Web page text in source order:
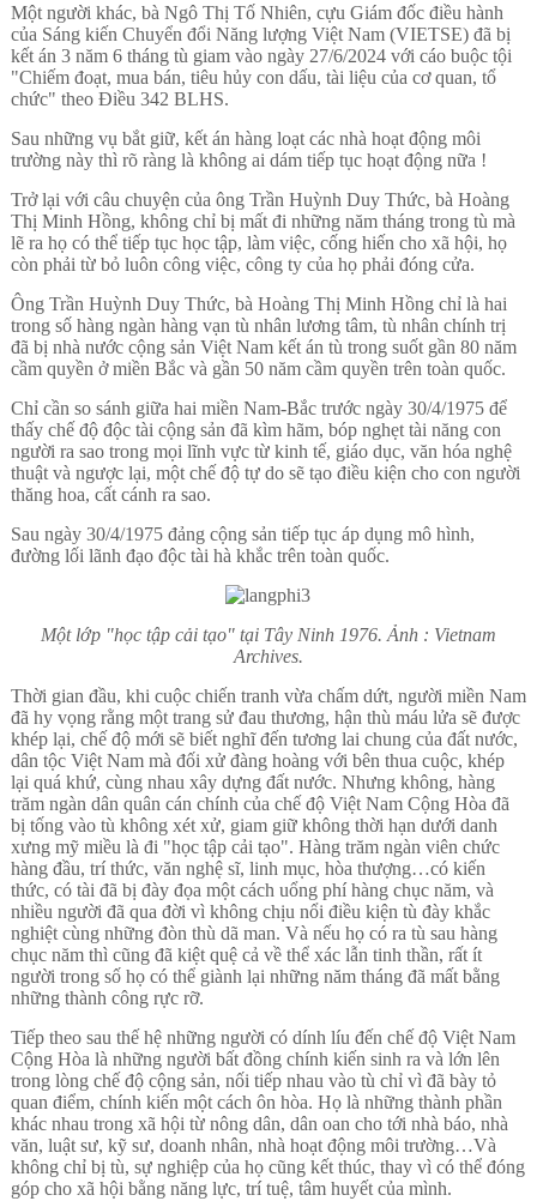
Một người khác, bà Ngô Thị Tố Nhiên, cựu Giám đốc điều hành
của Sáng kiến Chuyển đổi Năng lượng Việt Nam (VIETSE) đã bị
kết án 3 năm 6 tháng tù giam vào ngày 27/6/2024 với cáo buộc tội
"Chiếm đoạt, mua bán, tiêu hủy con dấu, tài liệu của cơ quan, tổ
chức" theo Điều 342 BLHS.
Sau những vụ bắt giữ, kết án hàng loạt các nhà hoạt động môi
trường này thì rõ ràng là không ai dám tiếp tục hoạt động nữa !
Trở lại với câu chuyện của ông Trần Huỳnh Duy Thức, bà Hoàng
Thị Minh Hồng, không chỉ bị mất đi những năm tháng trong tù mà
lẽ ra họ có thể tiếp tục học tập, làm việc, cống hiến cho xã hội, họ
còn phải từ bỏ luôn công việc, công ty của họ phải đóng cửa.
Ông Trần Huỳnh Duy Thức, bà Hoàng Thị Minh Hồng chỉ là hai
trong số hàng ngàn hàng vạn tù nhân lương tâm, tù nhân chính trị
đã bị nhà nước cộng sản Việt Nam kết án tù trong suốt gần 80 năm
cầm quyền ở miền Bắc và gần 50 năm cầm quyền trên toàn quốc.
Chỉ cần so sánh giữa hai miền Nam-Bắc trước ngày 30/4/1975 để
thấy chế độ độc tài cộng sản đã kìm hãm, bóp nghẹt tài năng con
người ra sao trong mọi lĩnh vực từ kinh tế, giáo dục, văn hóa nghệ
thuật và ngược lại, một chế độ tự do sẽ tạo điều kiện cho con người
thăng hoa, cất cánh ra sao.
Sau ngày 30/4/1975 đảng cộng sản tiếp tục áp dụng mô hình,
đường lối lãnh đạo độc tài hà khắc trên toàn quốc.
Một lớp "học tập cải tạo" tại Tây Ninh 1976. Ảnh : Vietnam
Archives.
Thời gian đầu, khi cuộc chiến tranh vừa chấm dứt, người miền Nam
đã hy vọng rằng một trang sử đau thương, hận thù máu lửa sẽ được
khép lại, chế độ mới sẽ biết nghĩ đến tương lai chung của đất nước,
dân tộc Việt Nam mà đối xử đàng hoàng với bên thua cuộc, khép
lại quá khứ, cùng nhau xây dựng đất nước. Nhưng không, hàng
trăm ngàn dân quân cán chính của chế độ Việt Nam Cộng Hòa đã
bị tống vào tù không xét xử, giam giữ không thời hạn dưới danh
xưng mỹ miều là đi "học tập cải tạo". Hàng trăm ngàn viên chức
hàng đầu, trí thức, văn nghệ sĩ, linh mục, hòa thượng…có kiến
thức, có tài đã bị đày đọa một cách uổng phí hàng chục năm, và
nhiều người đã qua đời vì không chịu nổi điều kiện tù đày khắc
nghiệt cùng những đòn thù dã man. Và nếu họ có ra tù sau hàng
chục năm thì cũng đã kiệt quệ cả về thể xác lẫn tinh thần, rất ít
người trong số họ có thể giành lại những năm tháng đã mất bằng
những thành công rực rỡ.
Tiếp theo sau thế hệ những người có dính líu đến chế độ Việt Nam
Cộng Hòa là những người bất đồng chính kiến sinh ra và lớn lên
trong lòng chế độ cộng sản, nối tiếp nhau vào tù chỉ vì đã bày tỏ
quan điểm, chính kiến một cách ôn hòa. Họ là những thành phần
khác nhau trong xã hội từ nông dân, dân oan cho tới nhà báo, nhà
văn, luật sư, kỹ sư, doanh nhân, nhà hoạt động môi trường…Và
không chỉ bị tù, sự nghiệp của họ cũng kết thúc, thay vì có thể đóng
góp cho xã hội bằng năng lực, trí tuệ, tâm huyết của mình.